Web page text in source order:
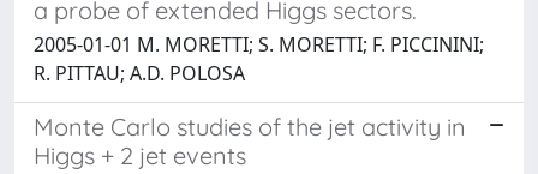
a probe of extended Higgs sectors.
2005-01-01 M. MORETTI; S. MORETTI; F. PICCININI;
R. PITTAU; A.D. POLOSA
Monte Carlo studies of the jet activity in
Higgs + 2 jet events